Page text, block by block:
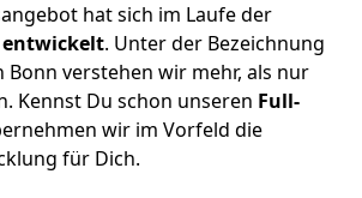
hat sich im Laufe der
entwickelt. Unter der Bezeichnung
Bonn verstehen wir mehr, als nur
Kennst Du schon unseren Full-
wir im Vorfeld die
für Dich.